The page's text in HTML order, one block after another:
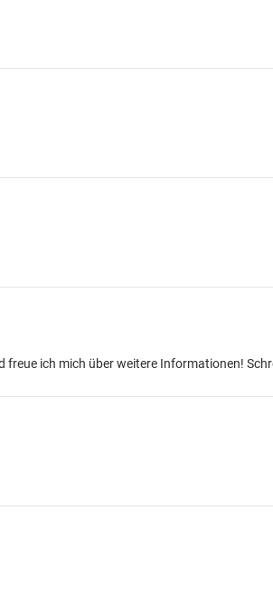
freue ich mich über weitere Informationen!